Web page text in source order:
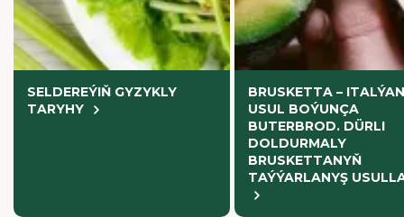
SELDEREÝIŇ GYZYKLY
TARYHY
BRUSKETTA – ITALÝAN
USUL BOÝUNÇA
BUTERBROD. DÜRLI
DOLDURMALY
BRUSKETTANYŇ
TAÝÝARLANYŞ